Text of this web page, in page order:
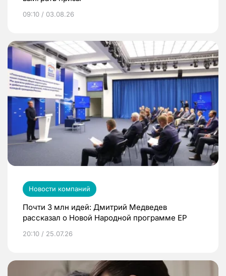
09:10 / 03.08.26
Новости компаний
Почти 3 млн идей: Дмитрий Медведев
рассказал о Новой Народной программе ЕР
20:10 / 25.07.26